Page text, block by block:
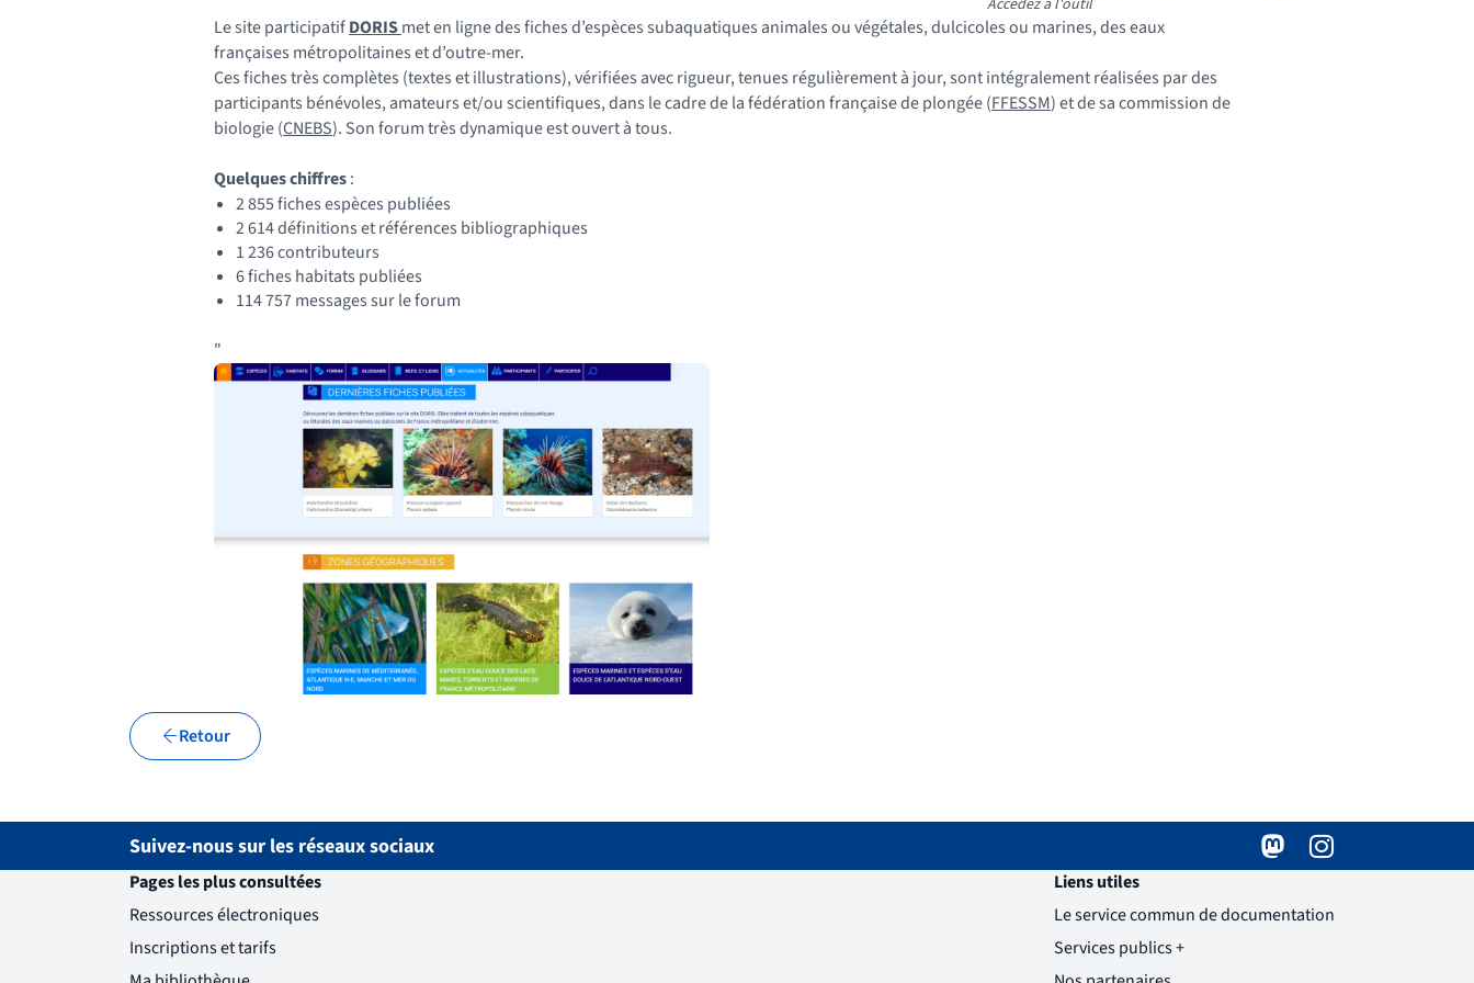
Le site participatifDORISmet en ligne des fiches d’espèces subaquatiques animales ou végétales, dulcicoles ou marines, des eaux
françaises métropolitaines et d’outre-mer.
Ces fiches très complètes (textes et illustrations), vérifiées avec rigueur, tenues régulièrement à jour, sont intégralement réalisées par des
participants bénévoles, amateurs et/ou scientifiques, dans le cadre de la fédération française de plongée (FFESSM) et de sa commission de
biologie (CNEBS). Son forum très dynamique est ouvert à tous.
Quelques chiffres:
2 855 fiches espèces publiées
2 614 définitions et références bibliographiques
1 236 contributeurs
6 fiches habitats publiées
114 757 messages sur le forum
"
Retour
Suivez-nous sur les réseaux sociaux Mastodon
( )
(nouvelle fenêtre)
Instagram
( )
(nouvelle fenêtre)
Pages les plus consultées
Ressources électroniques
Inscriptions et tarifs
Liens utiles
Le service commun de documentation
Services publics +
(nouvelle fenêtre)